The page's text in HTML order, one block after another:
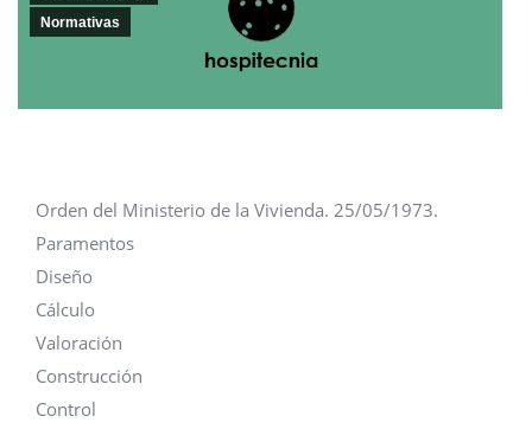
Normativas
Orden del Ministerio de la Vivienda. 25/05/1973.
Paramentos
Diseño
Cálculo
Valoración
Construcción
Control